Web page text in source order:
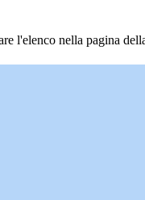
l'elenco nella pagina